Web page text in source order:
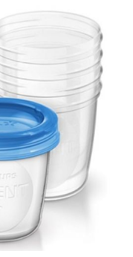
fino al 55% validi
OGGI!